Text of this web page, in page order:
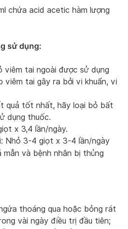
chứa acid acetic hàm lượng
sử dụng:
viêm tai ngoài được sử dụng
viêm tai gây ra bởi vi khuẩn, vi
quả tốt nhất, hãy loại bỏ bất
dụng thuốc.
x 3,4 lần/ngày.
Nhỏ 3-4 giọt x 3-4 lần/ngày
mẫn và bệnh nhân bị thủng
thoáng qua hoặc bỏng rát
vài ngày điều trị đầu tiên;